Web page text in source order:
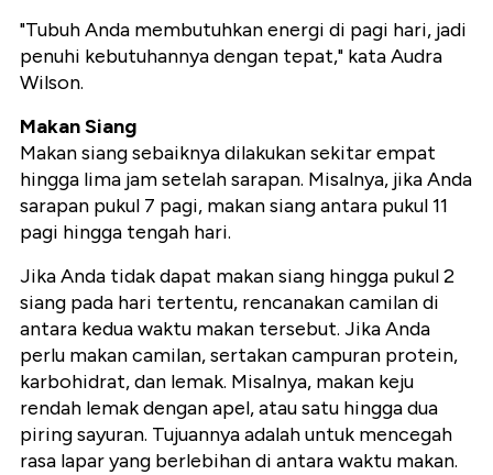
"Tubuh Anda membutuhkan energi di pagi hari, jadi
penuhi kebutuhannya dengan tepat," kata Audra
Wilson.
Makan Siang
Makan siang sebaiknya dilakukan sekitar empat
hingga lima jam setelah sarapan. Misalnya, jika Anda
sarapan pukul 7 pagi, makan siang antara pukul 11
pagi hingga tengah hari.
Jika Anda tidak dapat makan siang hingga pukul 2
siang pada hari tertentu, rencanakan camilan di
antara kedua waktu makan tersebut. Jika Anda
perlu makan camilan, sertakan campuran protein,
karbohidrat, dan lemak. Misalnya, makan keju
rendah lemak dengan apel, atau satu hingga dua
piring sayuran. Tujuannya adalah untuk mencegah
rasa lapar yang berlebihan di antara waktu makan.